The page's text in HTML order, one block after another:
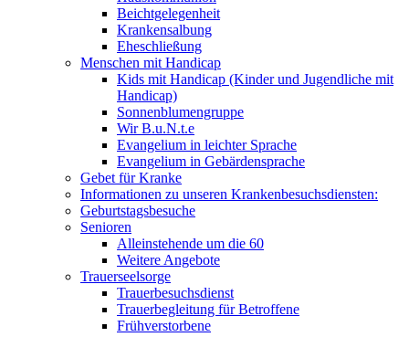
Beichtgelegenheit
Krankensalbung
Eheschließung
Menschen mit Handicap
Kids mit Handicap (Kinder und Jugendliche mit
Handicap)
Sonnenblumengruppe
Wir B.u.N.t.e
Evangelium in leichter Sprache
Evangelium in Gebärdensprache
Gebet für Kranke
Informationen zu unseren Krankenbesuchsdiensten:
Geburtstagsbesuche
Senioren
Alleinstehende um die 60
Weitere Angebote
Trauerseelsorge
Trauerbesuchsdienst
Trauerbegleitung für Betroffene
Frühverstorbene